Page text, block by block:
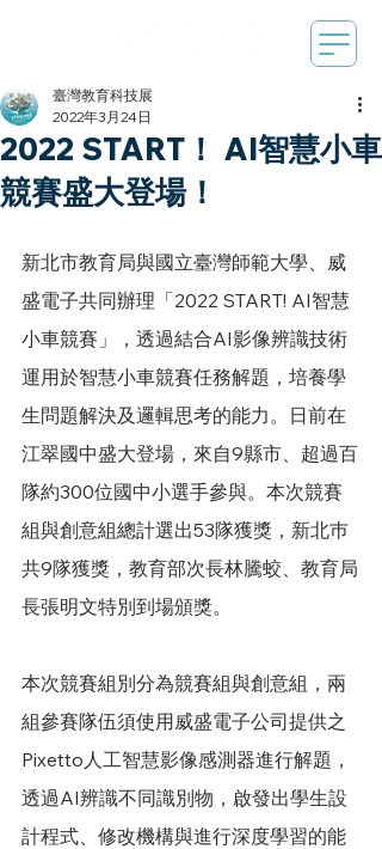
2022 START！ AI智慧小車
競賽盛大登場！
臺灣教育科技展
2022年3月24日
新北市教育局與國立臺灣師範大學、威
盛電子共同辦理「2022 START! AI智慧
小車競賽」，透過結合AI影像辨識技術
運用於智慧小車競賽任務解題，培養學
生問題解決及邏輯思考的能力。日前在
江翠國中盛大登場，來自9縣市、超過百
隊約300位國中小選手參與。本次競賽
組與創意組總計選出53隊獲獎，新北巿
共9隊獲獎，教育部次長林騰蛟、教育局
長張明文特別到場頒獎。
本次競賽組別分為競賽組與創意組，兩
組參賽隊伍須使用威盛電子公司提供之
Pixetto人工智慧影像感測器進行解題，
透過AI辨識不同識別物，啟發出學生設
計程式、修改機構與進行深度學習的能